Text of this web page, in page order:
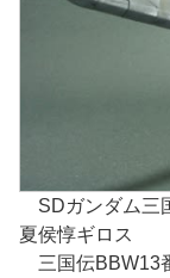
SDガンダム三
夏侯惇ギロス
三国伝BBW13